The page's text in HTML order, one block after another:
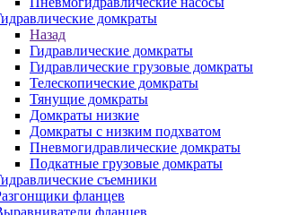
домкраты
Назад
Гидравлические домкраты
Гидравлические грузовые домкраты
Телескопические домкраты
Тянущие домкраты
Домкраты низкие
Домкраты с низким подхватом
Пневмогидравлические домкраты
Подкатные грузовые домкраты
съемники
фланцев
фланцев